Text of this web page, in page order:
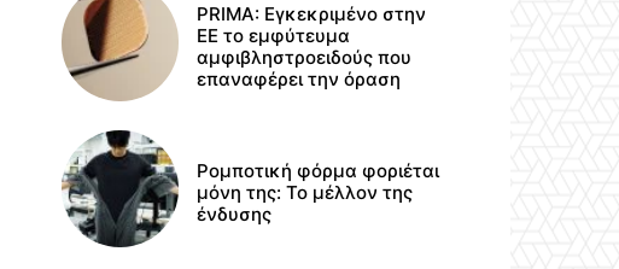
PRIMA: Εγκεκριμένο στην
ΕΕ το εμφύτευμα
αμφιβληστροειδούς που
επαναφέρει την όραση
Ρομποτική φόρμα φοριέται
μόνη της: Το μέλλον της
ένδυσης